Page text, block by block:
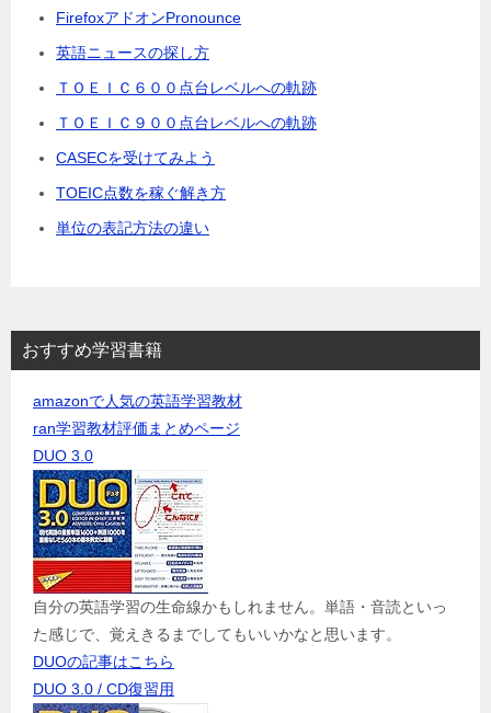
FirefoxアドオンPronounce
英語ニュースの探し方
ＴＯＥＩＣ６００点台レベルへの軌跡
ＴＯＥＩＣ９００点台レベルへの軌跡
CASECを受けてみよう
TOEIC点数を稼ぐ解き方
単位の表記方法の違い
おすすめ学習書籍
amazonで人気の英語学習教材
ran学習教材評価まとめページ
DUO 3.0
自分の英語学習の生命線かもしれません。単語・音読といっ
た感じで、覚えきるまでしてもいいかなと思います。
DUOの記事はこちら
DUO 3.0 / CD復習用